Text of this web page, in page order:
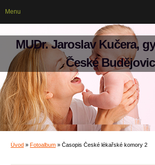
MUDr. Jaroslav Kučera,
České
Úvod » Fotoalbum » Časopis České lékařské komory 2
Menu